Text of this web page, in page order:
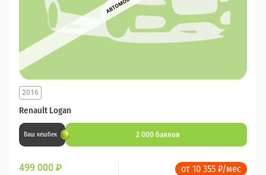
Renault Logan
2016
Ваш кешбек 2 000 баллов
499 000 ₽ от 10 355 ₽/мес